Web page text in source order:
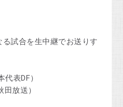
試合を生中継でお送りす
表DF）
放送）